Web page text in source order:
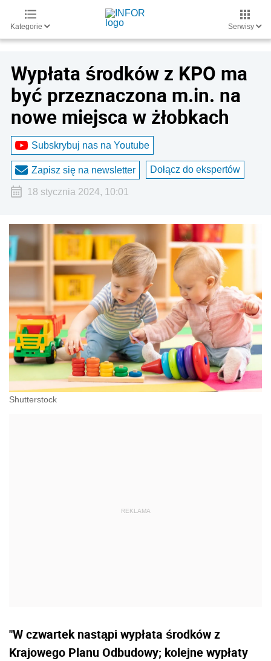
Kategorie Serwisy
Wypłata środków z KPO ma
być przeznaczona m.in. na
nowe miejsca w żłobkach
Subskrybuj nas na Youtube
Zapisz się na newsletter Dołącz do ekspertów
18 stycznia 2024, 10:01
Shutterstock
"W czwartek nastąpi wypłata środków z
Krajowego Planu Odbudowy; kolejne wypłaty